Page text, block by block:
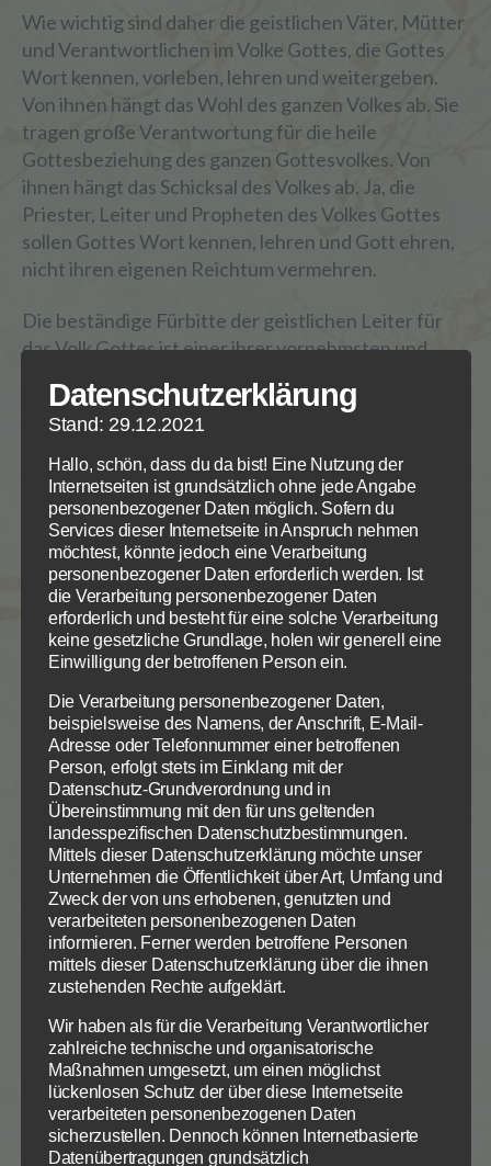
Wie wichtig sind daher die geistlichen Väter, Mütter
und Verantwortlichen im Volke Gottes, die Gottes
Wort kennen, vorleben, lehren und weitergeben.
Von ihnen hängt das Wohl des ganzen Volkes ab. Sie
tragen große Verantwortung für die heile
Gottesbeziehung des ganzen Gottesvolkes. Von
ihnen hängt das Schicksal des Volkes ab. Ja, die
Priester, Leiter und Propheten des Volkes Gottes
sollen Gottes Wort kennen, lehren und Gott ehren,
nicht ihren eigenen Reichtum vermehren.
Die beständige Fürbitte der geistlichen Leiter für
das Volk Gottes ist einer ihrer vornehmsten und
und Lehren des Gesetzes. Wenn sie angesichts des
drohenden Gerichtes Gottes mit Leib und Leben für
andere vor Gott eintreten, ehren sie Gott und
schaffen – dauerhaftes – Heil.
Wem viel gegeben ist, von dem wird auch viel
erwartet. Die Boten Gottes tragen eine besonders
hohe Verantwortung. Warnen sie sein Volk nicht,
wird Gott das Blut der Sünder von ihren Händen
fordern. Doch Gott geht auch mit konsequenter
Liebe seinen bockigen Boten nach, um sie wieder
auf den rechten Weg zu bringen.
Wenn das Volk Gottes seine eigenen Leiter
ermutigt, das Richtige zu tun, werden am Ende alle
sehr gesegnet. Ein verantwortlicher geistlicher
Leiter wird dem Volk Gottes ein Lebensvermächtnis
hinterlassen, das das Volk zu Gott führt. Gehorsam
gegenüber Gott in hohen weltlichen Positionen hat
besonders große Auswirkungen auf das Wohl des
Volkes Gottes.
Einzelne, die Gott völlig hingegeben sind, die ihm
total vertrauen, gehorchen und selbstlos in seinem
Dienst stehen, kann Gott für die Umkehr seines
ganzen Volkes gebrauchen. Dann fällt das Feuer
Gottes auf das Opfer für ihn – und nicht als Gericht
auf sein Volk.
Zum Betrieb der Seite notwendige Cookies:
Name
PHP Session Cookie
Anbieter
Eigentümer dieser Website
Zweck
Absicherung Kontaktformular / SPAM
Schutz
Cookie Name
PHPSESSID
Cookie Laufzeit
Session
Name
Cookiespeicherung
Entscheidungscookie
Anbieter
Eigentümer dieser Website
Datenschutzeinstellungen
Wir nutzen Cookies auf unserer Website. Einige von ihnen
sind essenziell, während andere uns helfen, diese Website
und Ihre Erfahrung zu verbessern.
ALLE AKZEPTIEREN
speichern
Die Auswahl kann in derDatenschutzerklärung
Datenschutzerklärung
Stand: 29.12.2021
Hallo, schön, dass du da bist! Eine Nutzung der
Internetseiten ist grundsätzlich ohne jede Angabe
personenbezogener Daten möglich. Sofern du
Services dieser Internetseite in Anspruch nehmen
möchtest, könnte jedoch eine Verarbeitung
personenbezogener Daten erforderlich werden. Ist
die Verarbeitung personenbezogener Daten
erforderlich und besteht für eine solche Verarbeitung
keine gesetzliche Grundlage, holen wir generell eine
Einwilligung der betroffenen Person ein.
Die Verarbeitung personenbezogener Daten,
beispielsweise des Namens, der Anschrift, E-Mail-
Adresse oder Telefonnummer einer betroffenen
Person, erfolgt stets im Einklang mit der
Datenschutz-Grundverordnung und in
Übereinstimmung mit den für uns geltenden
landesspezifischen Datenschutzbestimmungen.
Mittels dieser Datenschutzerklärung möchte unser
Unternehmen die Öffentlichkeit über Art, Umfang und
Zweck der von uns erhobenen, genutzten und
verarbeiteten personenbezogenen Daten
informieren. Ferner werden betroffene Personen
mittels dieser Datenschutzerklärung über die ihnen
zustehenden Rechte aufgeklärt.
Wir haben als für die Verarbeitung Verantwortlicher
zahlreiche technische und organisatorische
Maßnahmen umgesetzt, um einen möglichst
lückenlosen Schutz der über diese Internetseite
verarbeiteten personenbezogenen Daten
sicherzustellen. Dennoch können Internetbasierte
Datenübertragungen grundsätzlich